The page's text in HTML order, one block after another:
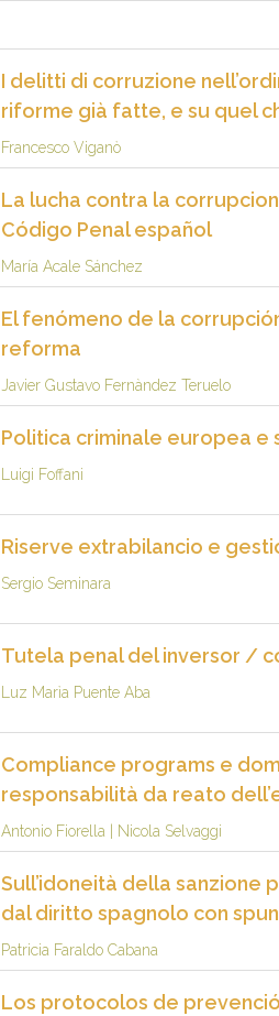
I delitti di corruzione
riforme già fatte, e su quel
Francesco Viganò
La lucha contra la
Código Penal español
María Acale Sánchez
El fenómeno de la
reforma
Javier Gustavo Fernàndez Teruelo
Politica criminale europea e
Luigi Foffani
Riserve extrabilancio e
Sergio Seminara
Tutela penal del inversor /
Luz Marìa Puente Aba
Compliance programs e
responsabilità da reato
Antonio Fiorella Nicola Selvaggi
Sull’idoneità della sanzione
dal diritto spagnolo con
Patricia Faraldo Cabana
Los protocolos de